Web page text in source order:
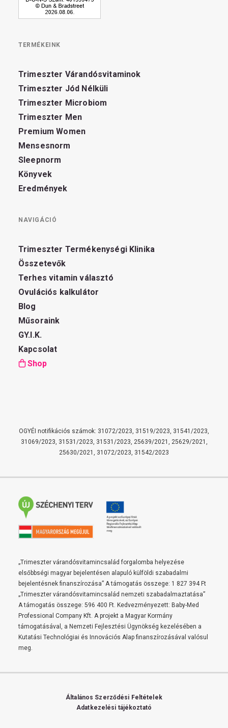
TERMÉKEINK
Trimeszter Várandósvitaminok
Trimeszter Jód Nélküli
Trimeszter Microbiom
Trimeszter Men
Premium Women
Mensesnorm
Sleepnorm
Könyvek
Eredmények
NAVIGÁCIÓ
Trimeszter Termékenységi Klinika
Összetevők
Terhes vitamin választó
Ovulációs kalkulátor
Blog
Műsoraink
GY.I.K.
Kapcsolat
Shop
OGYÉI notifikációs számok: 31072/2023, 31519/2023, 31541/2023,
31069/2023, 31531/2023, 31531/2023, 25639/2021, 25629/2021,
25630/2021, 31072/2023, 31542/2023
„Trimeszter várandósvitamincsalád forgalomba helyezése
elsőbbségi magyar bejelentésen alapuló külföldi szabadalmi
bejelentésnek finanszírozása” A támogatás összege: 1 827 394 Ft
„Trimeszter várandósvitamincsalád nemzeti szabadalmaztatása”
A támogatás összege: 596 400 Ft. Kedvezményezett: Baby-Med
Professional Company Kft. A projekt a Magyar Kormány
támogatásával, a Nemzeti Fejlesztési Ügynökség kezelésében a
Kutatási Technológiai és Innovációs Alap finanszírozásával valósul
meg.
Általános Szerződési Feltételek
Adatkezelési tájékoztató